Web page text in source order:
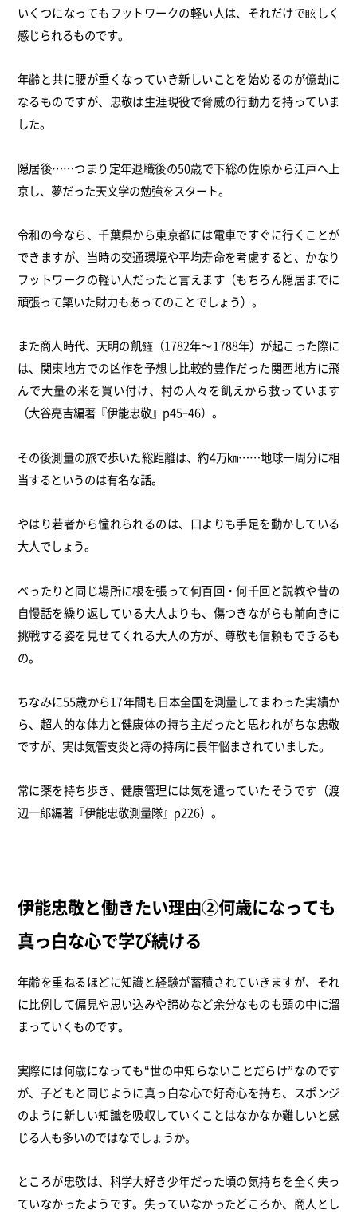
いくつになってもフットワークの軽い人は、それだけで眩しく
感じられるものです。
年齢と共に腰が重くなっていき新しいことを始めるのが億劫に
なるものですが、忠敬は生涯現役で脅威の行動力を持っていま
した。
隠居後……つまり定年退職後の50歳で下総の佐原から江戸へ上
京し、夢だった天文学の勉強をスタート。
令和の今なら、千葉県から東京都には電車ですぐに行くことが
できますが、当時の交通環境や平均寿命を考慮すると、かなり
フットワークの軽い人だったと言えます（もちろん隠居までに
頑張って築いた財力もあってのことでしょう）。
また商人時代、天明の飢饉（1782年～1788年）が起こった際に
は、関東地方での凶作を予想し比較的豊作だった関西地方に飛
んで大量の米を買い付け、村の人々を飢えから救っています
（大谷亮吉編著『伊能忠敬』p45ｰ46）。
その後測量の旅で歩いた総距離は、約4万㎞……地球一周分に相
当するというのは有名な話。
やはり若者から憧れられるのは、口よりも手足を動かしている
大人でしょう。
べったりと同じ場所に根を張って何百回・何千回と説教や昔の
自慢話を繰り返している大人よりも、傷つきながらも前向きに
挑戦する姿を見せてくれる大人の方が、尊敬も信頼もできるも
の。
ちなみに55歳から17年間も日本全国を測量してまわった実績か
ら、超人的な体力と健康体の持ち主だったと思われがちな忠敬
ですが、実は気管支炎と痔の持病に長年悩まされていました。
常に薬を持ち歩き、健康管理には気を遣っていたそうです（渡
辺一郎編著『伊能忠敬測量隊』p226）。
伊能忠敬と働きたい理由②何歳になっても
真っ白な心で学び続ける
年齢を重ねるほどに知識と経験が蓄積されていきますが、それ
に比例して偏見や思い込みや諦めなど余分なものも頭の中に溜
まっていくものです。
実際には何歳になっても“世の中知らないことだらけ”なのです
が、子どもと同じように真っ白な心で好奇心を持ち、スポンジ
のように新しい知識を吸収していくことはなかなか難しいと感
じる人も多いのではなでしょうか。
ところが忠敬は、科学大好き少年だった頃の気持ちを全く失っ
ていなかったようです。失っていなかったどころか、商人とし